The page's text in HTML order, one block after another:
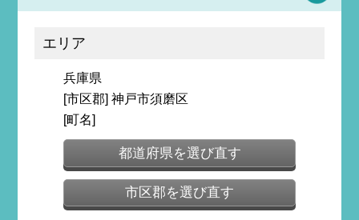
エリア
兵庫県
[市区郡] 神戸市須磨区
[町名]
都道府県を選び直す
市区郡を選び直す